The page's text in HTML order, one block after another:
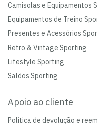
Camisolas e Equipamentos
Equipamentos de Treino
Presentes e Acessórios
Retro & Vintage Sporting
Lifestyle Sporting
Saldos Sporting
Apoio ao cliente
Política de devolução e